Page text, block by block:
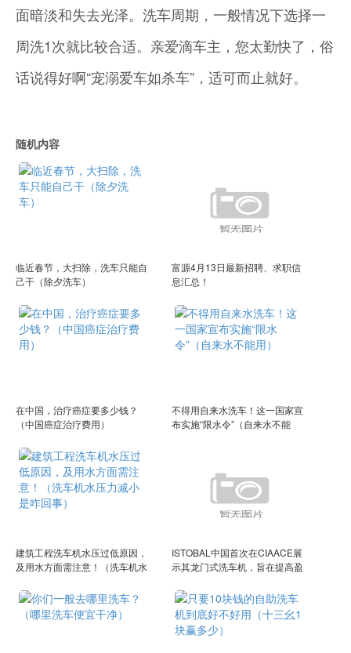
面暗淡和失去光泽。洗车周期，一般情况下选择一
周洗1次就比较合适。亲爱滴车主，您太勤快了，俗
话说得好啊“宠溺爱车如杀车”，适可而止就好。
随机内容
临近春节，大扫除，洗车只能自
己干（除夕洗车）
富源4月13日最新招聘、求职信
息汇总！
在中国，治疗癌症要多少钱？
（中国癌症治疗费用）
不得用自来水洗车！这一国家宣
布实施“限水令”（自来水不能
建筑工程洗车机水压过低原因，
及用水方面需注意！（洗车机水
ISTOBAL中国首次在CIAACE展
示其龙门式洗车机，旨在提高盈
todo）